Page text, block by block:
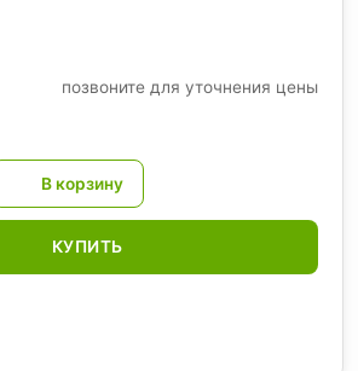
позвоните для уточнения цены
КУПИТЬ